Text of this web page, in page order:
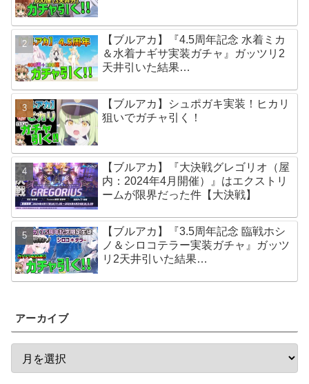
【ブルアカ】『4.5周年記念 水着ミカ
＆水着ナギサ実装ガチャ』ガッツリ2
天井引いた結果…
【ブルアカ】シュポガキ実装！ヒカリ
狙いでガチャ引く！
【ブルアカ】『大決戦グレゴリオ（屋
内：2024年4月開催）』はエクストリ
ームが限界だった件【大決戦】
【ブルアカ】『3.5周年記念 臨戦ホシ
ノ＆シロコテラー実装ガチャ』ガッツ
リ2天井引いた結果…
アーカイブ